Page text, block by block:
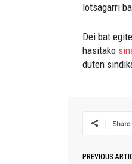
lotsagarri
Dei bat
hasitako
duten
Share
PREVIOUS